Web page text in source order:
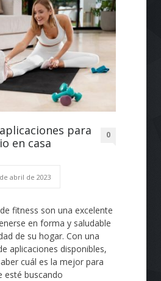
para
en casa
0
abril de 2023
fitness son una excelente
en forma y saludable
de su hogar. Con una
aplicaciones disponibles,
cuál es la mejor para
esté buscando